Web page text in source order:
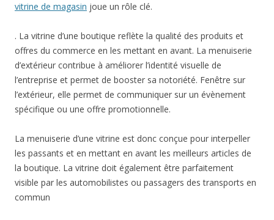
vitrine de magasin joue un rôle clé.
. La vitrine d’une boutique reflète la qualité des produits et
offres du commerce en les mettant en avant. La menuiserie
d’extérieur contribue à améliorer l’identité visuelle de
l’entreprise et permet de booster sa notoriété. Fenêtre sur
l’extérieur, elle permet de communiquer sur un évènement
spécifique ou une offre promotionnelle.
La menuiserie d’une vitrine est donc conçue pour interpeller
les passants et en mettant en avant les meilleurs articles de
la boutique. La vitrine doit également être parfaitement
visible par les automobilistes ou passagers des transports en
commun